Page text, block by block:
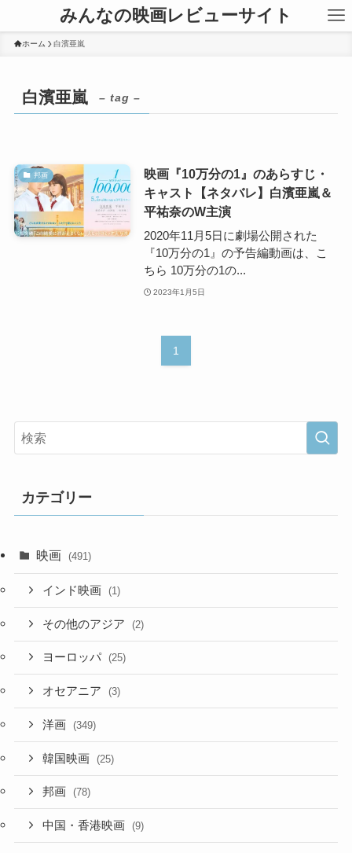
みんなの映画レビューサイト
ホーム 白濱亜嵐
白濱亜嵐 – tag –
邦画
映画『10万分の1』のあらすじ・
キャスト【ネタバレ】白濱亜嵐＆
平祐奈のW主演
2020年11月5日に劇場公開された
『10万分の1』の予告編動画は、こ
ちら 10万分の1の...
2023年1月5日
1
カテゴリー
映画 (491)
インド映画 (1)
その他のアジア (2)
ヨーロッパ (25)
オセアニア (3)
洋画 (349)
韓国映画 (25)
邦画 (78)
中国・香港映画 (9)